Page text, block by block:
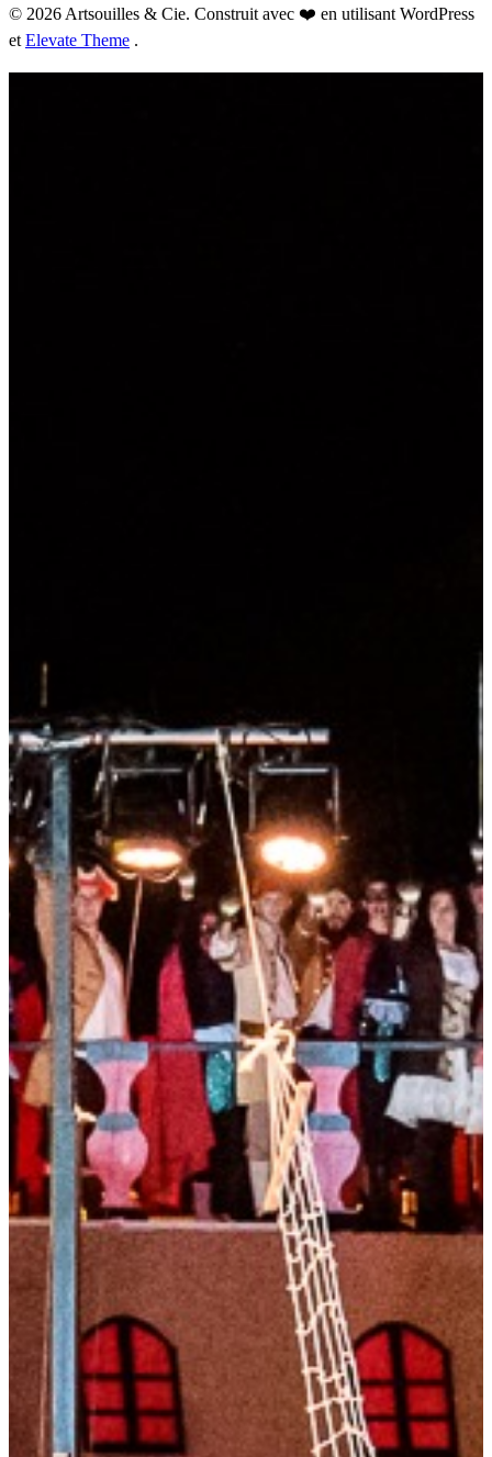
© 2026 Artsouilles & Cie. Construit avec ❤️ en utilisant WordPress
et Elevate Theme .